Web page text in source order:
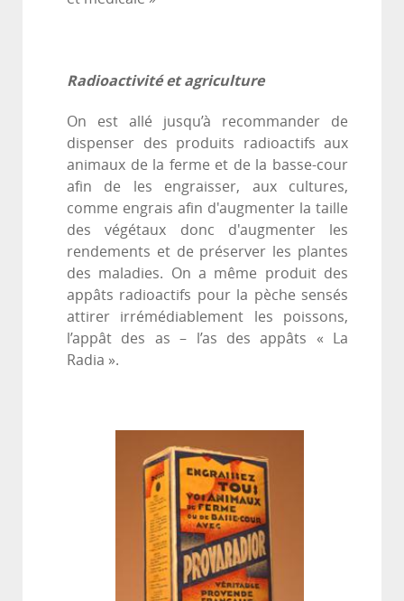
Radioactivité et agriculture
On est allé jusqu’à recommander de
dispenser des produits radioactifs aux
animaux de la ferme et de la basse-cour
afin de les engraisser, aux cultures,
comme engrais afin d'augmenter la taille
des végétaux donc d'augmenter les
rendements et de préserver les plantes
des maladies. On a même produit des
appâts radioactifs pour la pèche sensés
attirer irrémédiablement les poissons,
l’appât des as – l’as des appâts « La
Radia ».